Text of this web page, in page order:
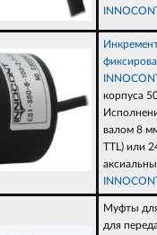
корпуса
валом 8
TTL) или
Муфты
для